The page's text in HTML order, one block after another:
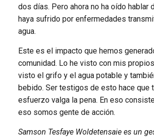
dos días. Pero ahora no ha oído hablar
haya sufrido por enfermedades
agua.
Este es el impacto que hemos
comunidad. Lo he visto con mis
visto el grifo y el agua potable y
bebido. Ser testigos de esto hace que
esfuerzo valga la pena. En eso
eso somos gente de acción.
Samson Tesfaye Woldetensaie es un